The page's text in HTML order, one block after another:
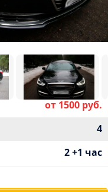
от 1500 руб.
4
2 +1 час